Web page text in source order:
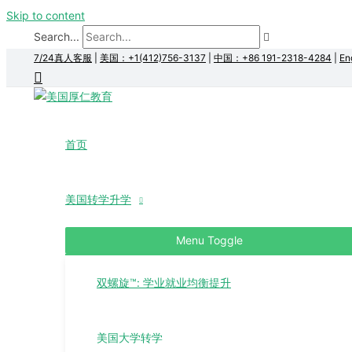
Skip to content
Search...
7/24真人客服 美国：+1(412)756-3137 中国：+86 191-2318-4284
首页
美国转学升学
Menu Toggle
双螺旋™: 学业就业均衡提升
美国大学转学